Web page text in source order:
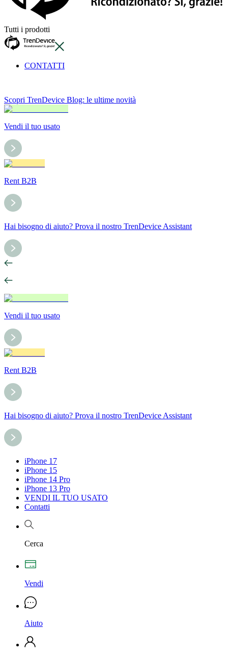
Tutti i prodotti
CONTATTI
Scopri TrenDevice Blog: le ultime novità
Vendi il tuo usato
Rent B2B
Hai bisogno di aiuto? Prova il nostro TrenDevice Assistant
Vendi il tuo usato
Rent B2B
Hai bisogno di aiuto? Prova il nostro TrenDevice Assistant
iPhone 17
iPhone 15
iPhone 14 Pro
iPhone 13 Pro
VENDI IL TUO USATO
Contatti
Cerca
Vendi
Aiuto